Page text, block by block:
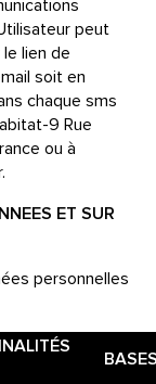
peut
lien de
soit en
chaque sms
9 Rue
ou à
ET SUR
personnelles